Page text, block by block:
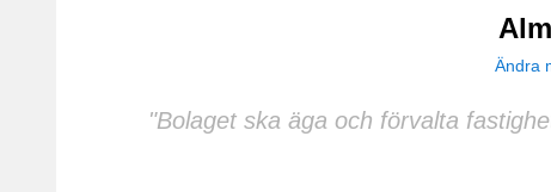
Ändra
"Bolaget ska äga och förvalta